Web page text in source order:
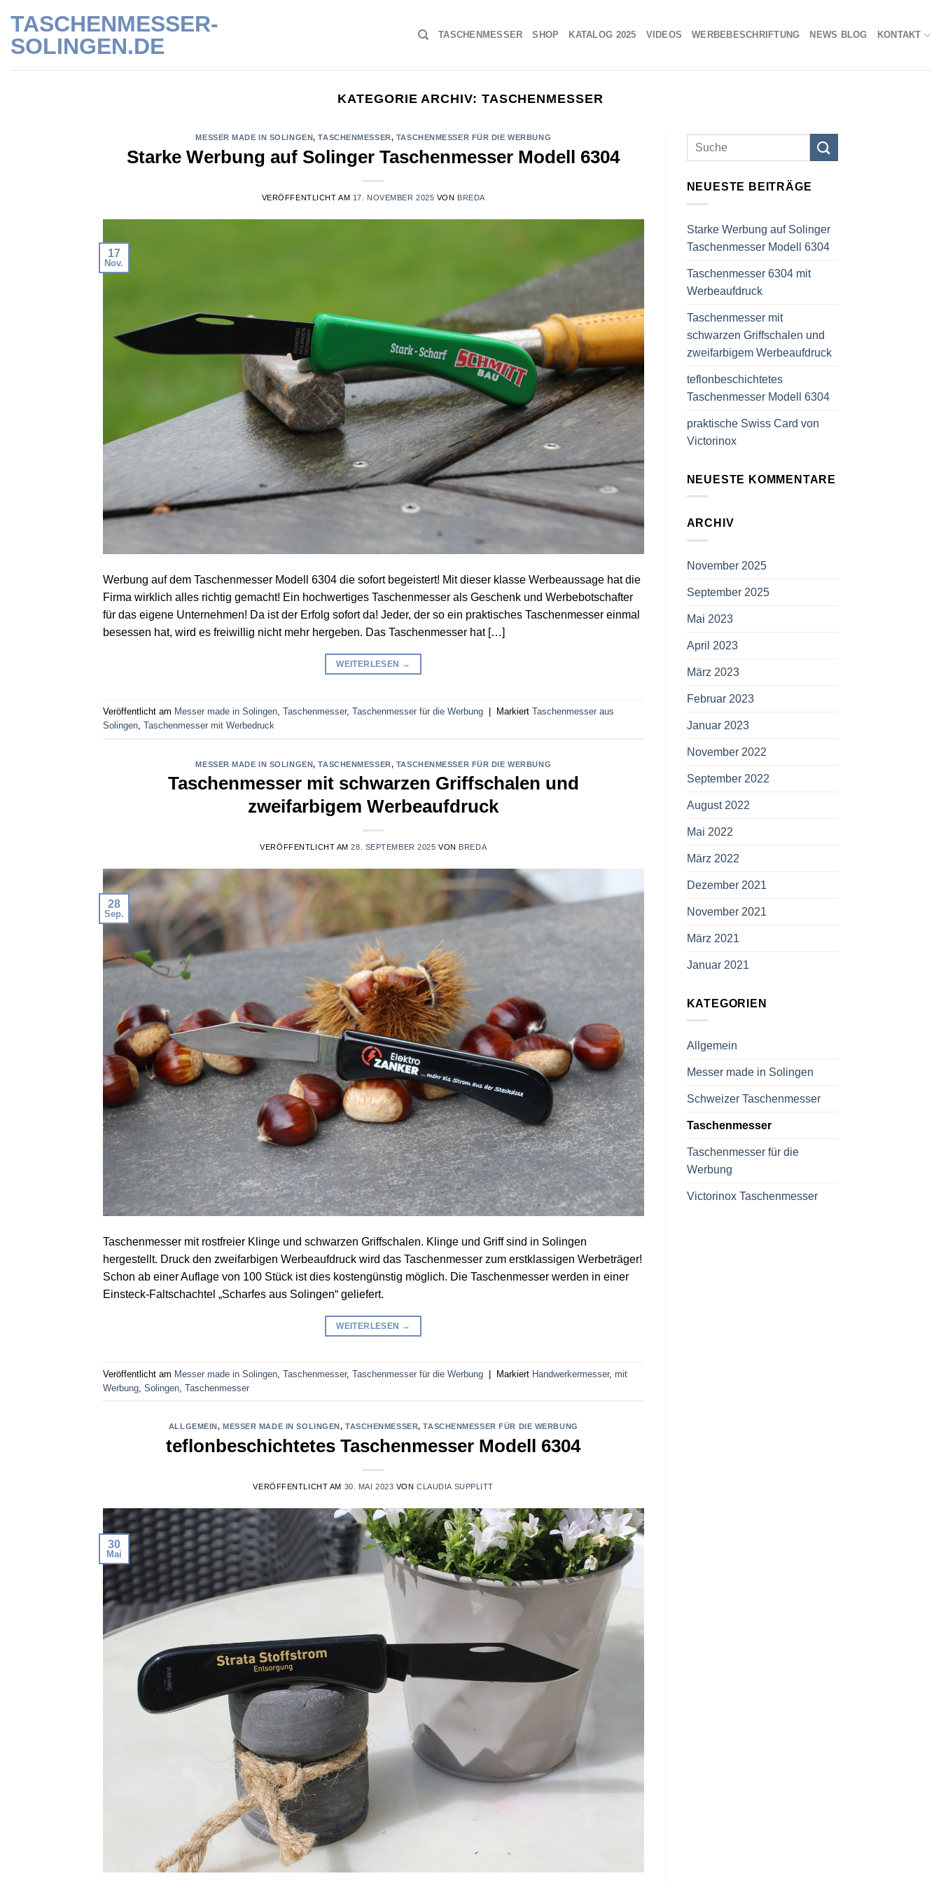
content
TASCHENMESSER-
SOLINGEN.DE
TASCHENMESSER SHOP KATALOG 2025 VIDEOS WERBEBESCHRIFTUNG NEWS BLOG KONTAKT
KATEGORIE ARCHIV: TASCHENMESSER
MESSER MADE IN SOLINGEN,TASCHENMESSER, TASCHENMESSER FÜR DIE WERBUNG
Starke Werbung auf Solinger Taschenmesser Modell 6304
VERÖFFENTLICHT AM 17. NOVEMBER 2025 VON BREDA
17
Nov.
Werbung auf dem Taschenmesser Modell 6304 die sofort begeistert! Mit dieser klasse Werbeaussage hat die
Firma wirklich alles richtig gemacht! Ein hochwertiges Taschenmesser als Geschenk und Werbebotschafter
für das eigene Unternehmen! Da ist der Erfolg sofort da! Jeder, der so ein praktisches Taschenmesser einmal
besessen hat, wird es freiwillig nicht mehr hergeben. Das Taschenmesser hat […]
WEITERLESEN →
Veröffentlicht am Messer made in Solingen, Taschenmesser, Taschenmesser für die Werbung Markiert Taschenmesser aus
Solingen, Taschenmesser mit Werbedruck
MESSER MADE IN SOLINGEN,TASCHENMESSER, TASCHENMESSER FÜR DIE WERBUNG
Taschenmesser mit schwarzen Griffschalen und
zweifarbigem Werbeaufdruck
VERÖFFENTLICHT AM28. SEPTEMBER 2025 VON BREDA
28
Sep.
Taschenmesser mit rostfreier Klinge und schwarzen Griffschalen. Klinge und Griff sind in Solingen
hergestellt. Druck den zweifarbigen Werbeaufdruck wird das Taschenmesser zum erstklassigen Werbeträger!
Schon ab einer Auflage von 100 Stück ist dies kostengünstig möglich. Die Taschenmesser werden in einer
Einsteck-Faltschachtel „Scharfes aus Solingen“ geliefert.
WEITERLESEN →
Veröffentlicht am Messer made in Solingen Taschenmesser, Taschenmesser für die Werbung | Markiert Handwerkermesser, mit
Werbung Solingen Taschenmesser
ALLGEMEIN , MESSER MADE IN SOLINGEN ,TASCHENMESSER,TASCHENMESSER FÜR DIE WERBUNG
teflonbeschichtetes Taschenmesser Modell 6304
VERÖFFENTLICHT AM 30. MAI 2023 VONCLAUDIA SUPPLITT
30
Mai
NEUESTE BEITRÄGE
Starke Werbung auf Solinger
Taschenmesser Modell 6304
Taschenmesser 6304 mit
Werbeaufdruck
Taschenmesser mit
schwarzen Griffschalen und
zweifarbigem Werbeaufdruck
teflonbeschichtetes
Taschenmesser Modell 6304
praktische Swiss Card von
Victorinox
NEUESTE KOMMENTARE
ARCHIV
November 2025
September 2025
Mai 2023
April 2023
März 2023
Februar 2023
Januar 2023
November 2022
September 2022
August 2022
Mai 2022
März 2022
Dezember 2021
November 2021
März 2021
Januar 2021
KATEGORIEN
Allgemein
Messer made in Solingen
Schweizer Taschenmesser
Taschenmesser
Taschenmesser für die
Werbung
Victorinox Taschenmesser